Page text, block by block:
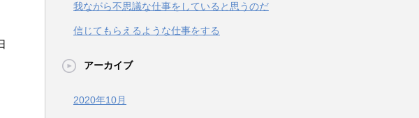
我ながら不思議な仕事をしていると思うのだ
信じてもらえるような仕事をする
アーカイブ
2020年10月